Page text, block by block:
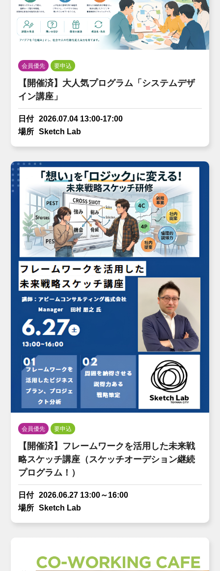
会員優先 要申込
【開催済】大人気プログラム「システムデザ
イン講座」
日付 2026.07.04 13:00-17:00
場所
Sketch Lab
会員優先 要申込
【開催済】フレームワークを活用した未来戦
略スケッチ講座（スケッチオーデション継続
プログラム！）
日付 2026.06.27 13:00～16:00
場所
Sketch Lab